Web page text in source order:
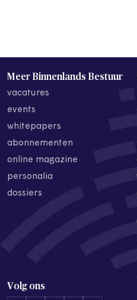
Meer Binnenlands Bestuur
vacatures
events
whitepapers
abonnementen
online magazine
personalia
dossiers
Volg ons